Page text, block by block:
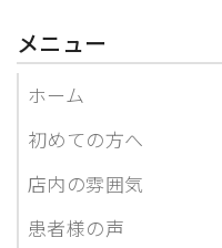
メニュー
ホーム
初めての方へ
店内の雰囲気
患者様の声